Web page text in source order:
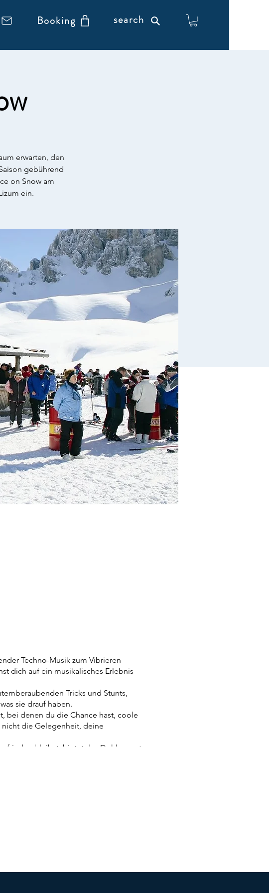
Booking search
erwarten, den
gebührend
on Snow am
ein.
Techno-Musik zum Vibrieren
dich auf ein musikalisches Erlebnis
Tricks und Stunts,
sie drauf haben.
bei denen du die Chance hast, coole
nicht die Gelegenheit, deine
bleibst, bietet das Dohlennest
genieße die herzliche Atmosphäre,